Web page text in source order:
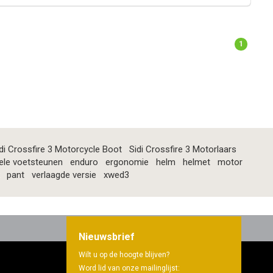
1
Crossfire 3 Motorcycle Boot
Sidi Crossfire 3 Motorlaars
voetsteunen enduro ergonomie helm helmet
motor
pant verlaagde versie xwed3
Nieuwsbrief
Wilt u op de hoogte blijven?
Word lid van onze mailinglijst: